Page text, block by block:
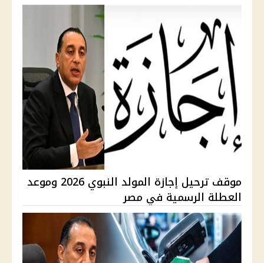
موقف ترحيل إجازة المولد النبوي 2026 وموعد
العطلة الرسمية في مصر